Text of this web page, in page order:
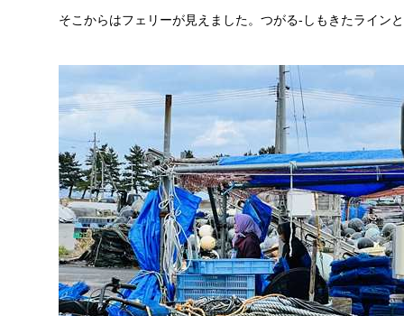
そこからはフェリーが見えました。つがる-しもきたライン